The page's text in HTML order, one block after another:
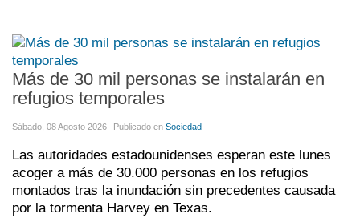
Más de 30 mil personas se instalarán en
refugios temporales
Sábado, 08 Agosto 2026 Publicado en Sociedad
Las autoridades estadounidenses esperan este lunes
acoger a más de 30.000 personas en los refugios
montados tras la inundación sin precedentes causada
por la tormenta Harvey en Texas.